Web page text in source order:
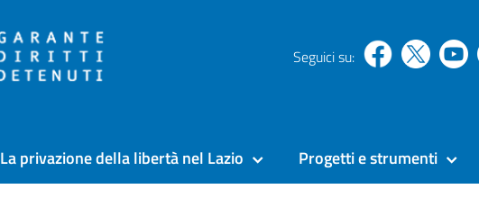
Seguici su:
La privazione della libertà nel Lazio Progetti e strumenti